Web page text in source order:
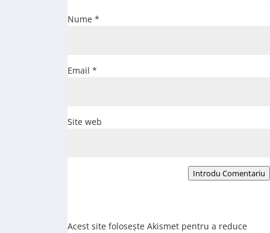
Nume *
Email *
Site web
Introdu Comentariu
Acest site folosește Akismet pentru a reduce